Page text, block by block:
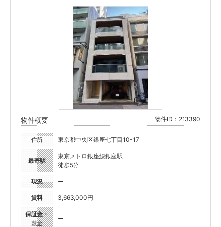
物件概要 物件ID：213390
住所 東京都中央区銀座七丁目10-17
最寄駅
東京メトロ銀座線銀座駅
徒歩5分
現況 ー
賃料 3,663,000円
保証金・
敷金
ー